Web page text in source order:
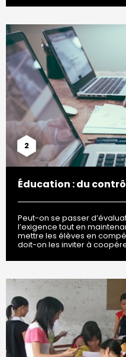
2
Éducation : du
Peut-on se passer
l’exigence tout en
mettre les élèves en
doit-on les inviter à